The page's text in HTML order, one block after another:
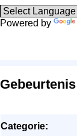
Powered by
Gebeurtenis
Categorie: